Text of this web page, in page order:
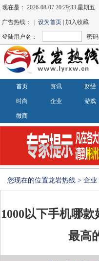
现在是：2026-08-07 20:29:34 星期五
广告热线： |设为首页 | 加入收藏
登陆用户名： 密码
首页 资讯 财经
时尚 企业 游戏
微商
您现在的位置龙岩热线 > 企业
1000以下手机哪
最高